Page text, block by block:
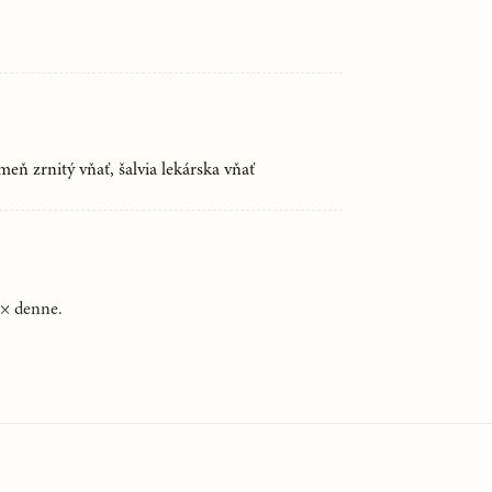
zrnitý vňať, šalvia lekárska vňať
denne.